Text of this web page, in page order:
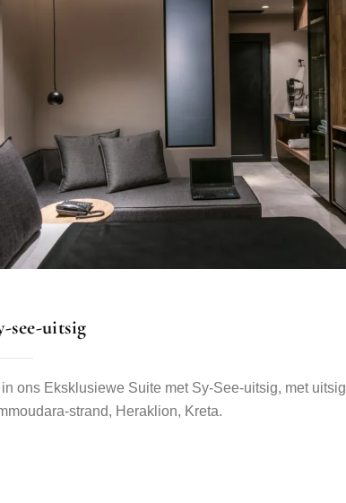
see-uitsig
ons Eksklusiewe Suite met Sy-See-uitsig, met
strand, Heraklion, Kreta.